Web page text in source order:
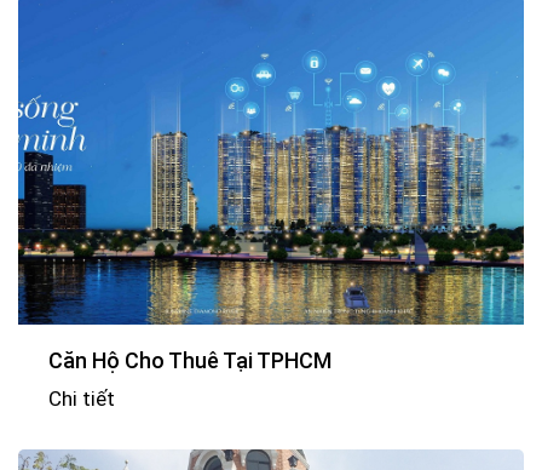
Căn Hộ Cho Thuê Tại TPHCM
Chi tiết